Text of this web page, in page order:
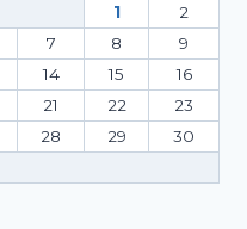
1
2
7 8
9
14 15
16
21 22
23
28 29
30